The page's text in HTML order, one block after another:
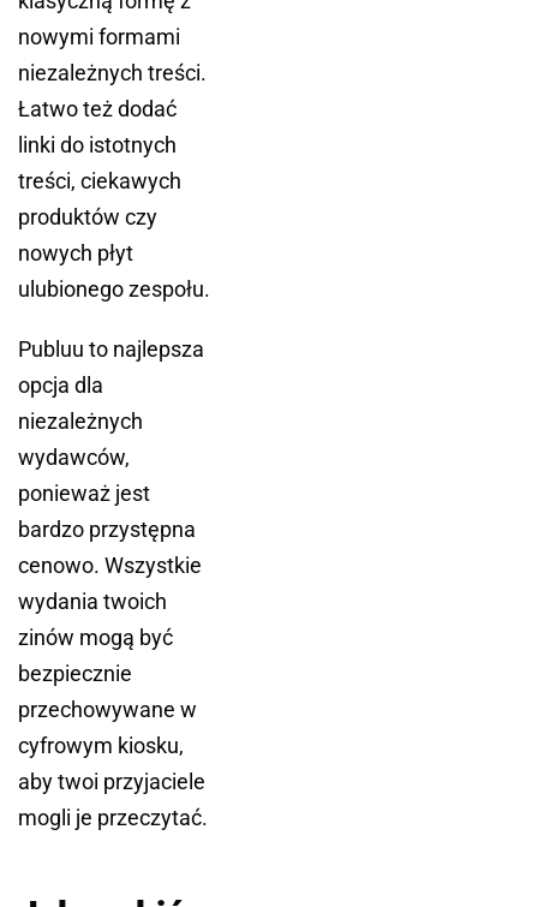
nowymi formami
niezależnych treści.
Łatwo też dodać
linki do istotnych
treści, ciekawych
produktów czy
nowych płyt
ulubionego zespołu.
Publuu to najlepsza
opcja dla
niezależnych
wydawców,
ponieważ jest
bardzo przystępna
cenowo. Wszystkie
wydania twoich
zinów mogą być
bezpiecznie
przechowywane w
cyfrowym kiosku,
aby twoi przyjaciele
mogli je przeczytać.